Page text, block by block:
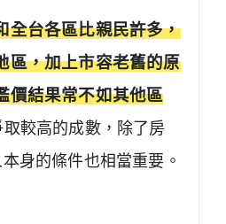
全台各區比親民許多，
區，加上市容老舊的原
價結果常不如其他區
取較高的成數，除了房
身的條件也相當重要。